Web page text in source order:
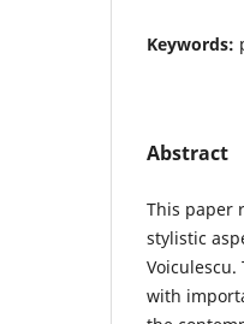
Keywords:
Abstract
This paper
stylistic
with